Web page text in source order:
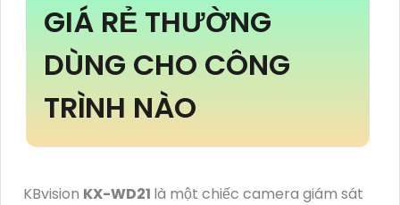
GIÁ RẺ THƯỜNG
DÙNG CHO CÔNG
TRÌNH NÀO
KBvision KX-WD21 là một chiếc camera giám sát